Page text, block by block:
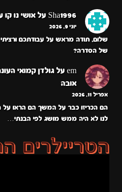
Sha1996 על אושי נו קו עונה
יוני 9, 2026
שלום, תודה מראש על עבודתכם
של הסדרה?
em על
אובה
אפריל 11, 2026
הם הכריזו כבר על המשך הם הראו על
לנו לא היה ממש מושג לפי הבנתי…